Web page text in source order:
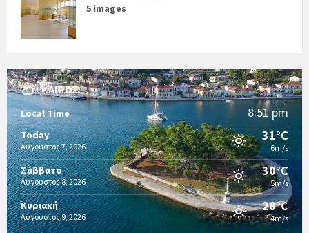
5 images
ΚΑΙΡΌΣ
Local Time 8:51 pm
Today
Αύγουστος 7, 2026
31°C
6m/s
Σάββατο
Αύγουστος 8, 2026
30°C
5m/s
Κυριακή
Αύγουστος 9, 2026
28°C
4m/s